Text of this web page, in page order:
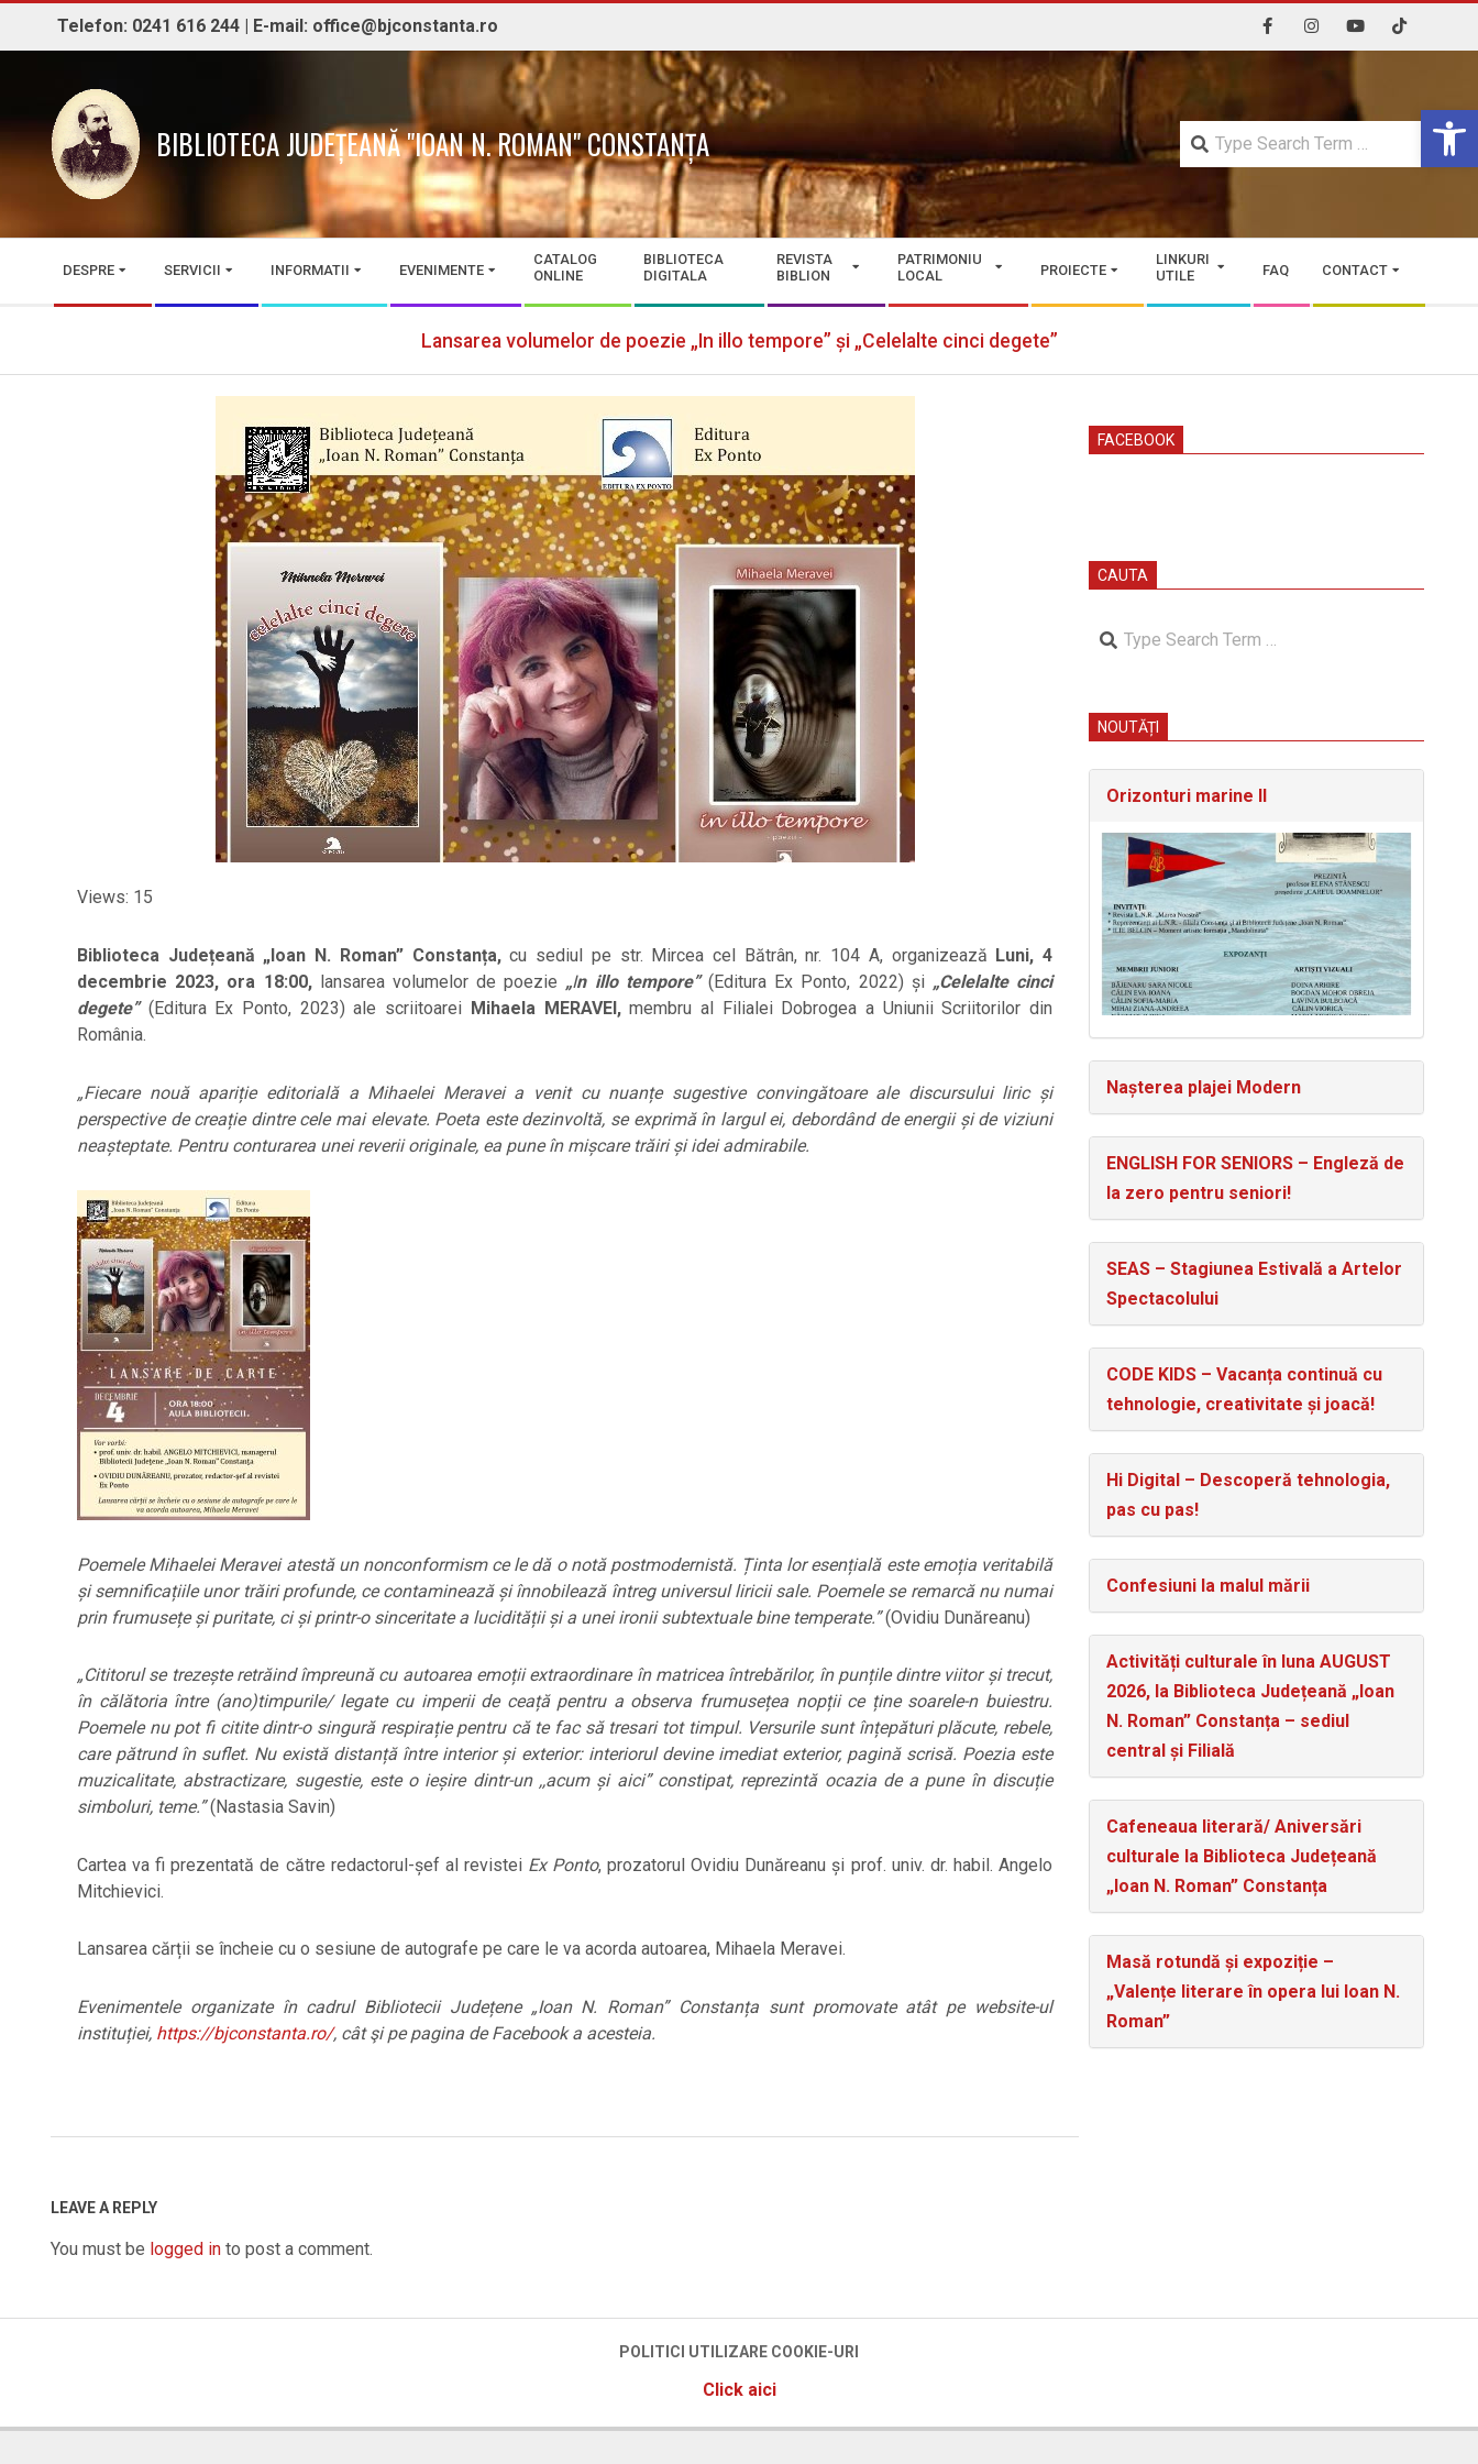
Telefon: 0241 616 244 | E-mail: office@bjconstanta.ro
BIBLIOTECA JUDEȚEANĂ "IOAN N. ROMAN" CONSTANȚA
Navigation
Menu
DESPRE SERVICII INFORMATII EVENIMENTE
CATALOG
ONLINE
BIBLIOTECA
DIGITALA
REVISTA
BIBLION
PATRIMONIU
LOCAL
PROIECTE
LINKURI
UTILE
FAQ CONTACT
Lansarea volumelor de poezie „In illo tempore” și „Celelalte cinci degete”
Views: 15
Biblioteca Județeană „Ioan N. Roman” Constanța,cu sediul pe str. Mircea cel Bătrân, nr. 104 A, organizează Luni, 4
decembrie 2023, ora 18:00, lansarea volumelor de poezie „In illo tempore”(Editura Ex Ponto, 2022) și „Celelalte cinci
degete”(Editura Ex Ponto, 2023) ale scriitoarei Mihaela MERAVEI,membru al Filialei Dobrogea a Uniunii Scriitorilor din
România.
„Fiecare nouă apariție editorială a Mihaelei Meravei a venit cu nuanțe sugestive convingătoare ale discursului liric și
perspective de creație dintre cele mai elevate. Poeta este dezinvoltă, se exprimă în largul ei, debordând de energii și de viziuni
neașteptate. Pentru conturarea unei reverii originale, ea pune în mișcare trăiri și idei admirabile.
Poemele Mihaelei Meravei atestă un nonconformism ce le dă o notă postmodernistă. Ținta lor esențială este emoția veritabilă
și semnificațiile unor trăiri profunde, ce contaminează și înnobilează întreg universul liricii sale. Poemele se remarcă nu numai
prin frumusețe și puritate, ci și printr-o sinceritate a lucidității și a unei ironii subtextuale bine temperate.”(Ovidiu Dunăreanu)
„Cititorul se trezește retrăind împreună cu autoarea emoții extraordinare în matricea întrebărilor, în punțile dintre viitor și trecut,
în călătoria între (ano)timpurile/ legate cu imperii de ceață pentru a observa frumusețea nopții ce ține soarele-n buiestru.
Poemele nu pot fi citite dintr-o singură respirație pentru că te fac să tresari tot timpul. Versurile sunt înțepături plăcute, rebele,
care pătrund în suflet. Nu există distanță între interior și exterior: interiorul devine imediat exterior, pagină scrisă. Poezia este
muzicalitate, abstractizare, sugestie, este o ieșire dintr-un ,,acum și aici” constipat, reprezintă ocazia de a pune în discuție
simboluri, teme.”(Nastasia Savin)
Cartea va fi prezentată de către redactorul-șef al revistei Ex Ponto, prozatorul Ovidiu Dunăreanu și prof. univ. dr. habil. Angelo
Mitchievici.
Lansarea cărții se încheie cu o sesiune de autografe pe care le va acorda autoarea, Mihaela Meravei.
Evenimentele organizate în cadrul Bibliotecii Județene „Ioan N. Roman” Constanța sunt promovate atât pe website-ul
instituției, https://bjconstanta.ro/, cât şi pe pagina de Facebook a acesteia.
28
LEAVE A REPLY
You must be logged in to post a comment.
FACEBOOK
CAUTA
Search
NOUTĂȚI
Orizonturi marine II
Nașterea plajei Modern
ENGLISH FOR SENIORS – Engleză de
la zero pentru seniori!
SEAS – Stagiunea Estivală a Artelor
Spectacolului
CODE KIDS – Vacanța continuă cu
tehnologie, creativitate și joacă!
Hi Digital – Descoperă tehnologia,
pas cu pas!
Confesiuni la malul mării
Activități culturale în luna AUGUST
2026, la Biblioteca Județeană „Ioan
N. Roman” Constanța – sediul
central și Filială
Cafeneaua literară/ Aniversări
culturale la Biblioteca Județeană
„Ioan N. Roman” Constanța
Masă rotundă și expoziție –
„Valențe literare în opera lui Ioan N.
Roman”
POLITICI UTILIZARE COOKIE-URI
Click aici